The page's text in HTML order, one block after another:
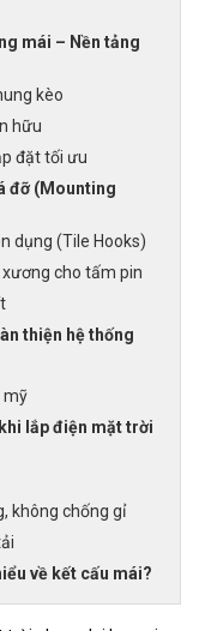
mái – Nền tảng
kèo
hữu
đặt tối ưu
đỡ (Mounting
dụng (Tile Hooks)
xương cho tấm pin
thiện hệ thống
mỹ
lắp điện mặt trời
không chống gỉ
về kết cấu mái?